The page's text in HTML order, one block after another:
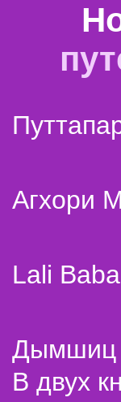
Агхори
Lali
Дымшиц
В двух